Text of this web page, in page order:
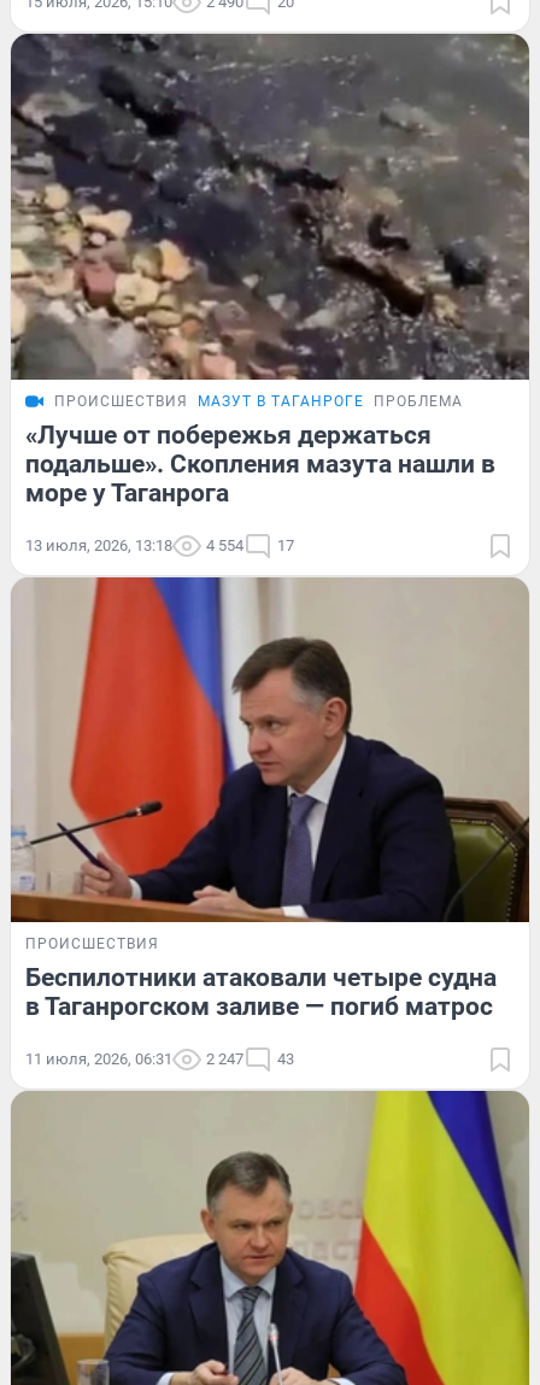
ПРОИСШЕСТВИЯ МАЗУТ В ТАГАНРОГЕ ПРОБЛЕМА
«Лучше от побережья держаться
подальше». Скопления мазута нашли в
море у Таганрога
13 июля, 2026, 13:18 4 554 17
ПРОИСШЕСТВИЯ
Беспилотники атаковали четыре судна
в Таганрогском заливе — погиб матрос
11 июля, 2026, 06:31 2 247 43